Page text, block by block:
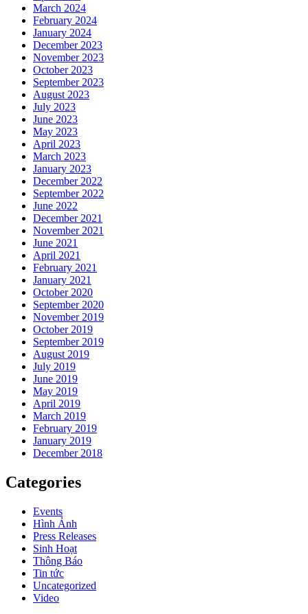
March 2024
February 2024
January 2024
December 2023
November 2023
October 2023
September 2023
August 2023
July 2023
June 2023
May 2023
April 2023
March 2023
January 2023
December 2022
September 2022
June 2022
December 2021
November 2021
June 2021
April 2021
February 2021
January 2021
October 2020
September 2020
November 2019
October 2019
September 2019
August 2019
July 2019
June 2019
May 2019
April 2019
March 2019
February 2019
January 2019
December 2018
Categories
Events
Hình Ảnh
Press Releases
Sinh Hoạt
Thông Báo
Tin tức
Uncategorized
Video